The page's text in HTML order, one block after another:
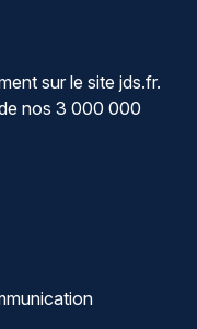
sur le site jds.fr.
nos 3 000 000